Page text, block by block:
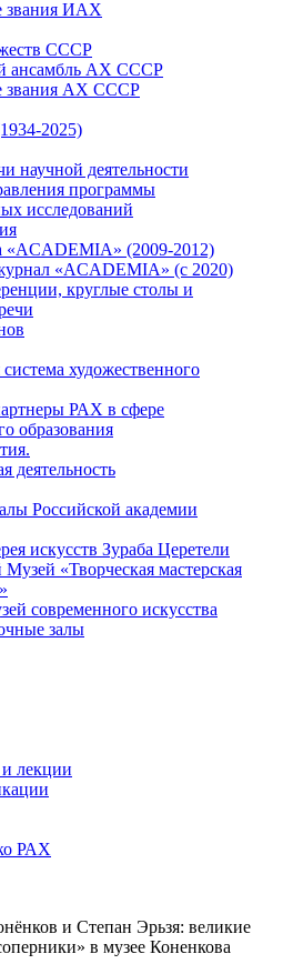
звания ИАХ
СССР
ансамбль АХ СССР
звания АХ СССР
2025)
научной деятельности
программы
исследований
«ACADEMIA» (2009-2012)
«ACADEMIA» (с 2020)
круглые столы и
художественного
РАХ в сфере
образования
деятельность
Российской академии
искусств Зураба Церетели
«Творческая мастерская
современного искусства
залы
лекции
РАХ
и Степан Эрьзя: великие
в музее Коненкова